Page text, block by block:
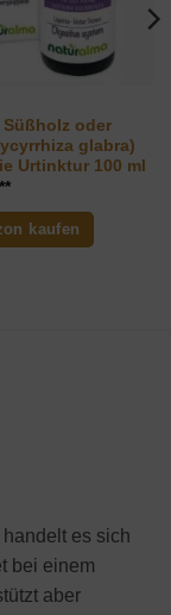
Süßholz oder
glabra)
Urtinktur 100 ml
kaufen
es sich
bei einem
aber